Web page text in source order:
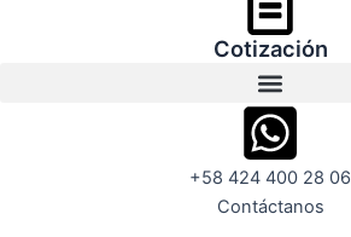
Cotización
+58 424 400 28 06
Contáctanos